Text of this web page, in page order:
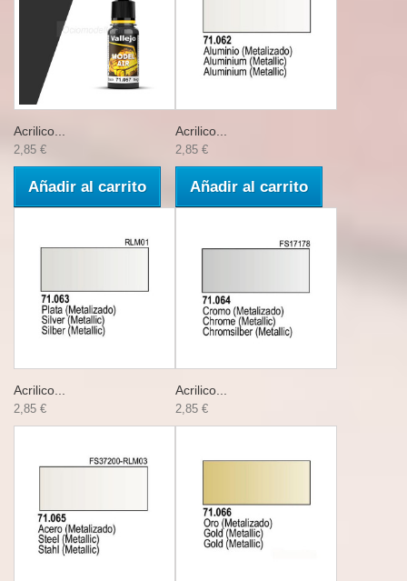
Acrilico...
2,85 €
Añadir al carrito
Acrilico...
2,85 €
Añadir al carrito
Acrilico...
2,85 €
Acrilico...
2,85 €